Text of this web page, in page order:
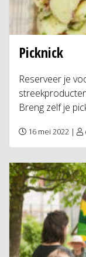
Picknick
Reserveer je
Breng zelf je
16 mei 2022 |